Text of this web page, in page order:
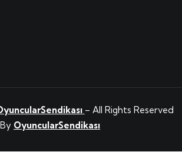
– All Rights Reserved
By OyuncularSendikası